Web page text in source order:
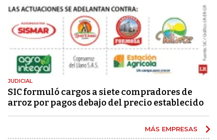
JUDICIAL
SIC formuló cargos a siete compradores de
arroz por pagos debajo del precio establecido
MÁS EMPRESAS